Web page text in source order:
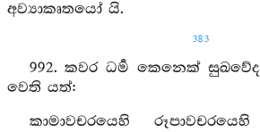
අව්‍යාකෘතයෝ යි.
383
992. කවර ධර්‍ම කෙනෙක්
වෙති යත්:
කාමාවචරයෙහි